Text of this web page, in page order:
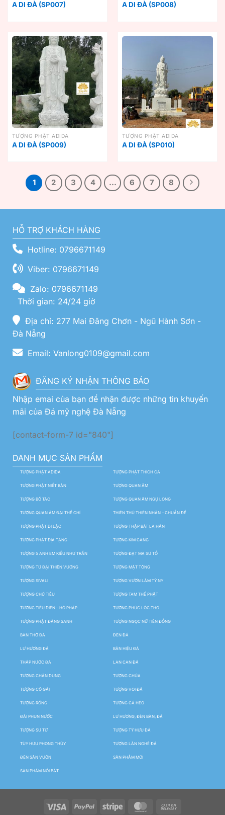
A DI ĐÀ (SP007) A DI ĐÀ (SP008)
TƯỢNG PHẬT ADIDA
A DI ĐÀ (SP009)
TƯỢNG PHẬT ADIDA
A DI ĐÀ (SP010)
1 2 3 4 … 6 7 8
HỖ TRỢ KHÁCH HÀNG
Hotline: 0796671149
Viber: 0796671149
Zalo: 0796671149
Thời gian: 24/24 giờ
Địa chỉ: 277 Mai Đăng Chơn - Ngũ Hành Sơn -
Đà Nẵng
Email: Vanlong0109@gmail.com
ĐĂNG KÝ NHẬN THÔNG BÁO
Nhập emai của bạn để nhận được những tin khuyến
mãi của Đá mỹ nghệ Đà Nẵng
[contact-form-7 id="840"]
DANH MỤC SẢN PHẨM
TƯỢNG PHẬT ADIDA TƯỢNG PHẬT THÍCH CA
TƯỢNG PHẬT NIẾT BÀN TƯỢNG QUAN ÂM
TƯỢNG BỒ TÁC TƯỢNG QUAN ÂM NGỰ LONG
TƯỢNG QUAN ÂM ĐẠI THẾ CHÍ THIÊN THỦ THIÊN NHÃN – CHUẨN ĐỀ
TƯỢNG PHẬT DI LẶC TƯỢNG THẬP BÁT LA HÁN
TƯỢNG PHẬT ĐỊA TẠNG TƯỢNG KIM CANG
TƯỢNG 5 ANH EM KIỀU NHƯ TRẦN TƯỢNG ĐẠT MA SƯ TỔ
TƯỢNG TỨ ĐẠI THIÊN VƯƠNG TƯỢNG MẬT TÔNG
TƯỢNG SIVALI TƯỢNG VƯỜN LÂM TỲ NY
TƯỢNG CHÚ TIỂU TƯỢNG TAM THẾ PHẬT
TƯỢNG TIÊU DIỆN – HỘ PHÁP TƯỢNG PHÚC LỘC THỌ
TƯỢNG PHẬT ĐẢNG SANH TƯỢNG NGỌC NỮ TIÊN ĐỒNG
BÀN THỜ ĐÁ ĐÈN ĐÁ
LƯ HƯƠNG ĐÁ BẢN HIỆU ĐÁ
THÁP NƯỚC ĐÁ LAN CAN ĐÁ
TƯỢNG CHÂN DUNG TƯỢNG CHÚA
TƯỢNG CÔ GÁI TƯỢNG VOI ĐÁ
TƯỢNG RỒNG TƯỢNG CÁ HEO
ĐÀI PHUN NƯỚC LƯ HƯƠNG, ĐÈN BÀN, ĐÁ
TƯỢNG SƯ TỬ TƯỢNG TỲ HƯU ĐÁ
TÙY HƯU PHONG THỦY TƯỢNG LÂN NGHÊ ĐÁ
ĐÈN SÂN VƯỜN SẢN PHẨM MỚI
SẢN PHẨM NỔI BẬT